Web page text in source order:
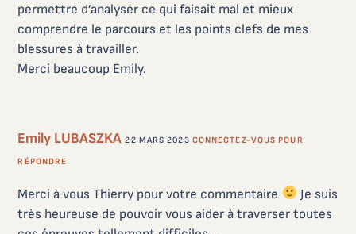
permettre d’analyser ce qui faisait mal et mieux
comprendre le parcours et les points clefs de mes
blessures à travailler.
Merci beaucoup Emily.
Emily LUBASZKA 22 MARS 2023 CONNECTEZ-VOUS POUR
RÉPONDRE
Merci à vous Thierry pour votre commentaire
Je suis
très heureuse de pouvoir vous aider à traverser toutes